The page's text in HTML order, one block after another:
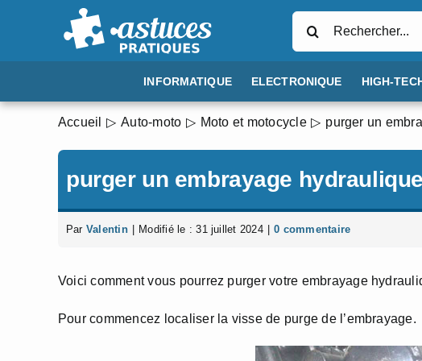
INFORMATIQUE ELECTRONIQUE HIGH-
Accueil Auto-moto Moto et motocycle purger un
purger un embrayage
Par Valentin Modifié le : 31 juillet 2024 0 commentaire
Voici comment vous pourrez purger votre embrayage
Pour commencez localiser la visse de purge de l’embrayage.